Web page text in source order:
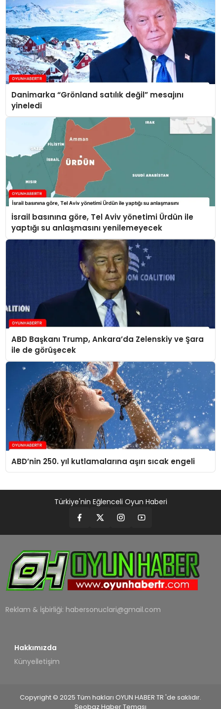
Danimarka “Grönland satılık değil” mesajını
yineledi
İsrail basınına göre, Tel Aviv yönetimi Ürdün ile
yaptığı su anlaşmasını yenilemeyecek
ABD Başkanı Trump, Ankara’da Zelenskiy ve Şara
ile de görüşecek
ABD’nin 250. yıl kutlamalarına aşırı sıcak engeli
Türkiye'nin Eğlenceli Oyun Haberi
Reklam & İşbirliği: habersonuclari@gmail.com
Hakkımızda
Künyeİletişim
Copyright © 2025 Tüm hakları OYUN HABER TR 'de saklıdır.
Seobaz Haber Teması